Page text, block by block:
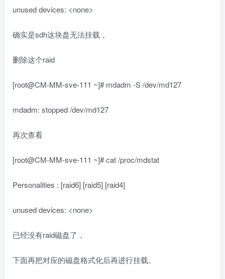
unused devices: <none>
确实是sdh这块盘无法挂载，
删除这个raid
[root@CM-MM-sve-111 ~]# mdadm -S /dev/md127
mdadm: stopped /dev/md127
再次查看
[root@CM-MM-sve-111 ~]# cat /proc/mdstat
Personalities : [raid6] [raid5] [raid4]
unused devices: <none>
已经没有raid磁盘了，
下面再把对应的磁盘格式化后再进行挂载。